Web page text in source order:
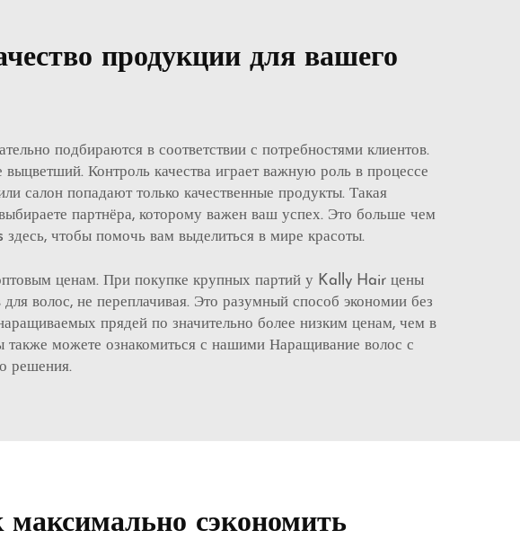
продукции для вашего
подбираются в соответствии с потребностями клиентов.
Контроль качества играет важную роль в процессе
салон попадают только качественные продукты. Такая
партнёра, которому важен ваш успех. Это больше чем
чтобы помочь вам выделиться в мире красоты.
ценам. При покупке крупных партий у Kally Hair цены
волос, не переплачивая. Это разумный способ экономии без
прядей по значительно более низким ценам, чем в
также можете ознакомиться с нашими Наращивание волос с
решения.
максимально сэкономить